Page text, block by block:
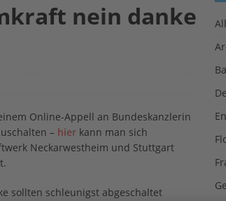
Landwirtschaft?
Limburgerhof
nein danke
Online-Appell an Bundeskanzlerin
– hier kann man sich
Neckarwestheim und Stuttgart
sollten schleunigst abgeschaltet